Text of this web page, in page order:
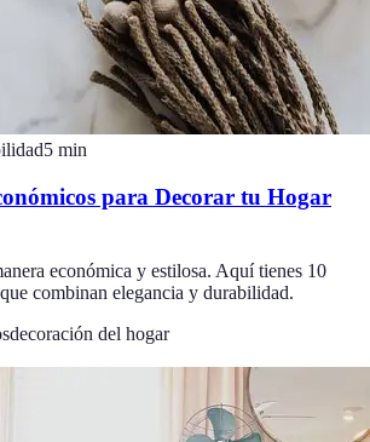
5 min
para Decorar tu Hogar
económica y estilosa. Aquí tienes 10
combinan elegancia y durabilidad.
decoración del hogar